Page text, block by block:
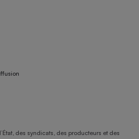
des syndicats, des producteurs et des